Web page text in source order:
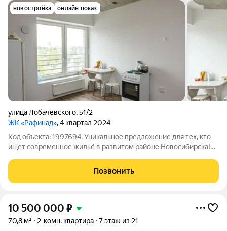
новостройка онлайн показ
улица Лобачевского,51/2
ЖК «Рафинад», 4 квартал 2024
Код объекта: 1997694. Уникальное предложение для тех, кто
ищет современное жильё в развитом районе Новосибирска!
"Рафинад". Квартира расположена на 7 этаже 17-этажного
кирпично-монолитного
Позвонить
10 500 000 ₽
70,8 м² 2-комн. квартира 7 этаж из 21